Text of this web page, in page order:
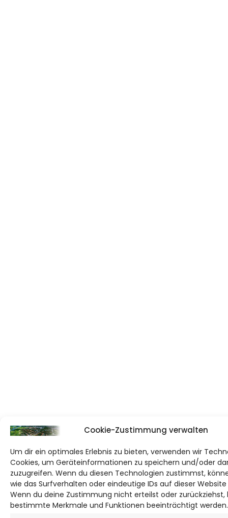
Cookie-Zustimmung verwalten
Um dir ein optimales Erlebnis zu bieten, verwenden wir
Cookies, um Geräteinformationen zu speichern und/oder
zuzugreifen. Wenn du diesen Technologien zustimmst,
wie das Surfverhalten oder eindeutige IDs auf dieser
Wenn du deine Zustimmung nicht erteilst oder zurückziehst,
bestimmte Merkmale und Funktionen beeinträchtigt werden.